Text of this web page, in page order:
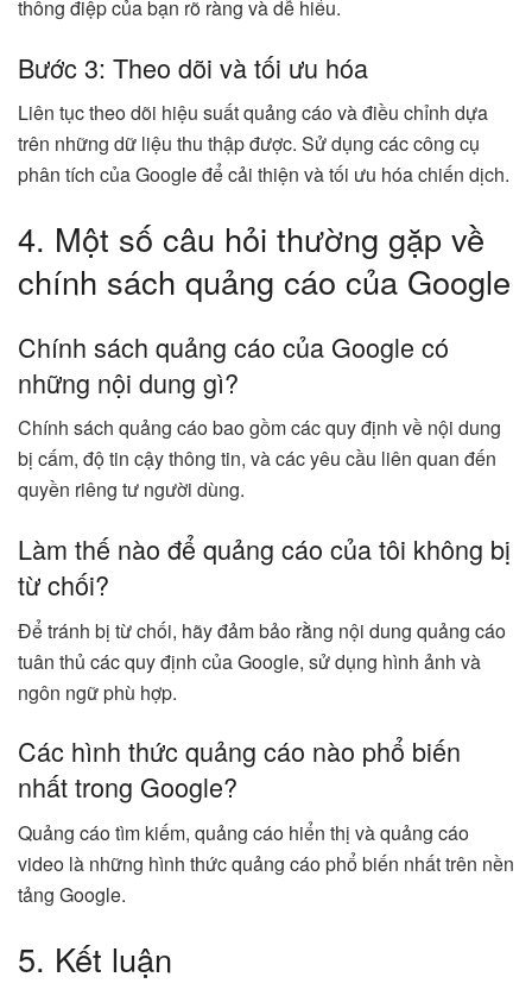
thông điệp của bạn rõ ràng và dễ hiểu.
Bước 3: Theo dõi và tối ưu hóa
Liên tục theo dõi hiệu suất quảng cáo và điều chỉnh dựa
trên những dữ liệu thu thập được. Sử dụng các công cụ
phân tích của Google để cải thiện và tối ưu hóa chiến dịch.
4. Một số câu hỏi thường gặp về
chính sách quảng cáo của Google
Chính sách quảng cáo của Google có
những nội dung gì?
Chính sách quảng cáo bao gồm các quy định về nội dung
bị cấm, độ tin cậy thông tin, và các yêu cầu liên quan đến
quyền riêng tư người dùng.
Làm thế nào để quảng cáo của tôi không bị
từ chối?
Để tránh bị từ chối, hãy đảm bảo rằng nội dung quảng cáo
tuân thủ các quy định của Google, sử dụng hình ảnh và
ngôn ngữ phù hợp.
Các hình thức quảng cáo nào phổ biến
nhất trong Google?
Quảng cáo tìm kiếm, quảng cáo hiển thị và quảng cáo
video là những hình thức quảng cáo phổ biến nhất trên nền
tảng Google.
5. Kết luận